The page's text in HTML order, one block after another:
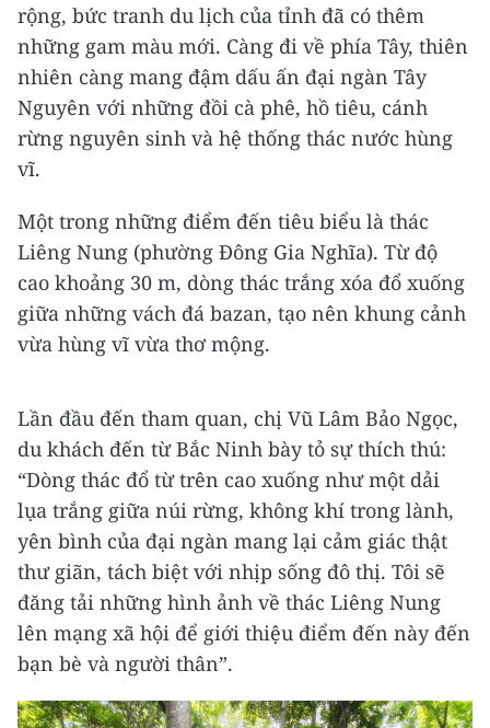
rộng, bức tranh du lịch của tỉnh đã có thêm
những gam màu mới. Càng đi về phía Tây, thiên
nhiên càng mang đậm dấu ấn đại ngàn Tây
Nguyên với những đồi cà phê, hồ tiêu, cánh
rừng nguyên sinh và hệ thống thác nước hùng
vĩ.
Một trong những điểm đến tiêu biểu là thác
Liêng Nung (phường Đông Gia Nghĩa). Từ độ
cao khoảng 30 m, dòng thác trắng xóa đổ xuống
giữa những vách đá bazan, tạo nên khung cảnh
vừa hùng vĩ vừa thơ mộng.
Lần đầu đến tham quan, chị Vũ Lâm Bảo Ngọc,
du khách đến từ Bắc Ninh bày tỏ sự thích thú:
“Dòng thác đổ từ trên cao xuống như một dải
lụa trắng giữa núi rừng, không khí trong lành,
yên bình của đại ngàn mang lại cảm giác thật
thư giãn, tách biệt với nhịp sống đô thị. Tôi sẽ
đăng tải những hình ảnh về thác Liêng Nung
lên mạng xã hội để giới thiệu điểm đến này đến
bạn bè và người thân”.